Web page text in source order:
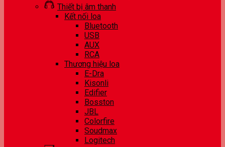
Thiết bị âm thanh
Kết nối loa
Bluetooth
USB
AUX
RCA
Thương hiệu loa
E-Dra
Kisonli
Edifier
Bosston
JBL
Colorfire
Soudmax
Logitech